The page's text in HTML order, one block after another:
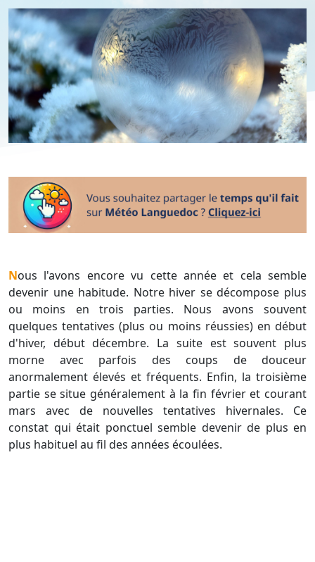
Nous l'avons encore vu cette année et cela semble
devenir une habitude. Notre hiver se décompose plus
ou moins en trois parties. Nous avons souvent
quelques tentatives (plus ou moins réussies) en début
d'hiver, début décembre. La suite est souvent plus
morne avec parfois des coups de douceur
anormalement élevés et fréquents. Enfin, la troisième
partie se situe généralement à la fin février et courant
mars avec de nouvelles tentatives hivernales. Ce
constat qui était ponctuel semble devenir de plus en
plus habituel au fil des années écoulées.